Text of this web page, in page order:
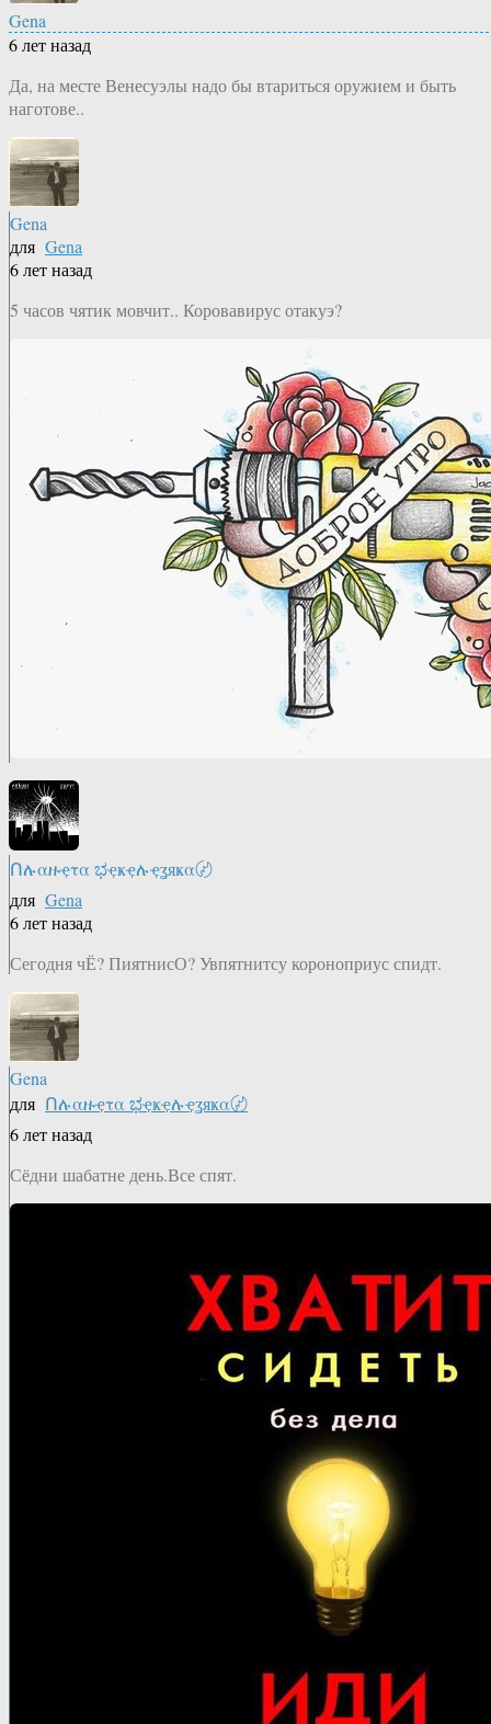
Gena
6 лет назад
Да, на месте Венесуэлы надо бы втариться оружием и быть
наготове..
Gena
для Gena
6 лет назад
5 часов чятик мовчит.. Коровавирус отакуэ?
Ոሉαዙҿτα ಭҿҝҿሉҿʓяҝα〄
для Gena
6 лет назад
Сегодня чЁ? ПиятнисО? Увпятнитсу короноприус спидт.
Gena
для Ոሉαዙҿτα ಭҿҝҿሉҿʓяҝα〄
6 лет назад
Сёдни шабатне день.Все спят.